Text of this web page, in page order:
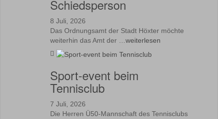
Schiedsperson
8 Juli, 2026
Das Ordnungsamt der Stadt Höxter möchte
weiterhin das Amt der … weiterlesen
Sport-event beim
Tennisclub
7 Juli, 2026
Die Herren Ü50-Mannschaft des Tennisclubs